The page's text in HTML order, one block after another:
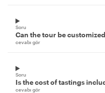
Soru
Can the tour be
cevabı gör
Soru
Is the cost of tastings
cevabı gör